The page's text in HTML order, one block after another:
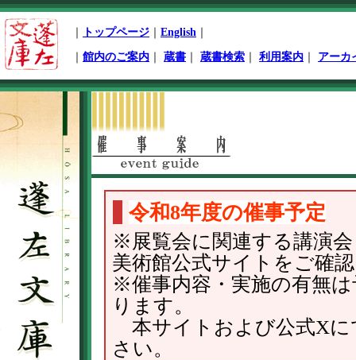
ペ
ー
ジ
先
頭
トップページ English
館内のご案内 蔵書 蔵書検索 利用案内 アーカ
開
始
令和8年度の催事予定
※展覧会に関連する講演
美術館公式サイトをご確
※催事内容・実施の有無
ります。
本サイトおよび公式Xに
さい。